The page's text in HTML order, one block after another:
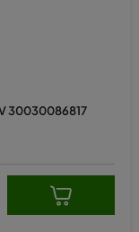
30030086817